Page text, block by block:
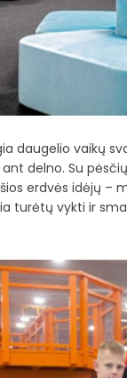
daugelio vaikų
delno. Su
erdvės idėjų –
turėtų vykti ir